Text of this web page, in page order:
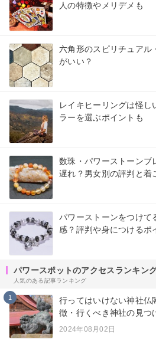
人の特徴やメリデメも
六角形のスピリチュアル
がいい？
レイキヒーリングは怪
ラーを選ぶポイントも
数珠・パワーストーンブ
遅れ？男女別の評判と着
パワーストーンをつけて
感？評判や身につけるポ
パワースポットのアクセスランキン
人気のある記事ランキング
1
行ってはいけない神社仏
徴・行くべき神社の見つ
2024年08月02日